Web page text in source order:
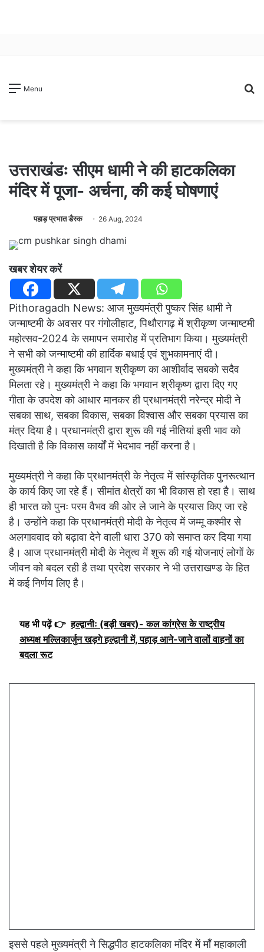
Menu
उत्तराखंडः सीएम धामी ने की हाटकलिका
मंदिर में पूजा- अर्चना, की कई घोषणाएं
पहाड़ प्रभात डैस्क 26 Aug, 2024
खबर शेयर करें
Pithoragadh News: आज मुख्यमंत्री पुष्कर सिंह धामी ने
जन्माष्टमी के अवसर पर गंगोलीहाट, पिथौरागढ़ में श्रीकृष्ण जन्माष्टमी
महोत्सव-2024 के समापन समारोह में प्रतिभाग किया। मुख्यमंत्री
ने सभी को जन्माष्टमी की हार्दिक बधाई एवं शुभकामनाएं दी।
मुख्यमंत्री ने कहा कि भगवान श्रीकृष्ण का आशीर्वाद सबको सदैव
मिलता रहे। मुख्यमंत्री ने कहा कि भगवान श्रीकृष्ण द्वारा दिए गए
गीता के उपदेश को आधार मानकर ही प्रधानमंत्री नरेन्द्र मोदी ने
सबका साथ, सबका विकास, सबका विश्वास और सबका प्रयास का
मंत्र दिया है। प्रधानमंत्री द्वारा शुरू की गई नीतियां इसी भाव को
दिखाती है कि विकास कार्यों में भेदभाव नहीं करना है।
मुख्यमंत्री ने कहा कि प्रधानमंत्री के नेतृत्व में सांस्कृतिक पुनरूत्थान
के कार्य किए जा रहे हैं। सीमांत क्षेत्रों का भी विकास हो रहा है। साथ
ही भारत को पुनः परम वैभव की ओर ले जाने के प्रयास किए जा रहे
है। उन्होंने कहा कि प्रधानमंत्री मोदी के नेतृत्व में जम्मू कश्मीर से
अलगाववाद को बढ़ावा देने वाली धारा 370 को समाप्त कर दिया गया
है। आज प्रधानमंत्री मोदी के नेतृत्व में शुरू की गई योजनाएं लोगों के
जीवन को बदल रही है तथा प्रदेश सरकार ने भी उत्तराखण्ड के हित
में कई निर्णय लिए है।
यह भी पढ़ें 👉 हल्द्वानीः (बड़ी खबर)- कल कांग्रेस के राष्ट्रीय
अध्यक्ष मल्लिकार्जुन खड़गे हल्द्वानी में, पहाड़ आने-जाने वालों वाहनों का
बदला रूट
इससे पहले मुख्यमंत्री ने सिद्धपीठ हाटकलिका मंदिर में माँ महाकाली